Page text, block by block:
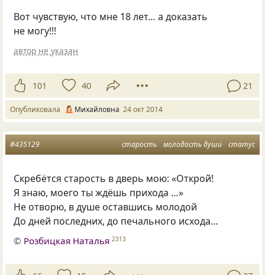
Вот чувствую, что мне 18 лет… а доказать
не могу!!!
автор не указан
101 40 21
Опубликовала Михайловна 24 окт 2014
старость молодость души статус
#435129
Скребётся старость в дверь мою: «Открой!
Я знаю, моего ты ждёшь прихода …»
Не отворю, в душе оставшись молодой
До дней последних, до печального исхода…
© Розбицкая Наталья 2313